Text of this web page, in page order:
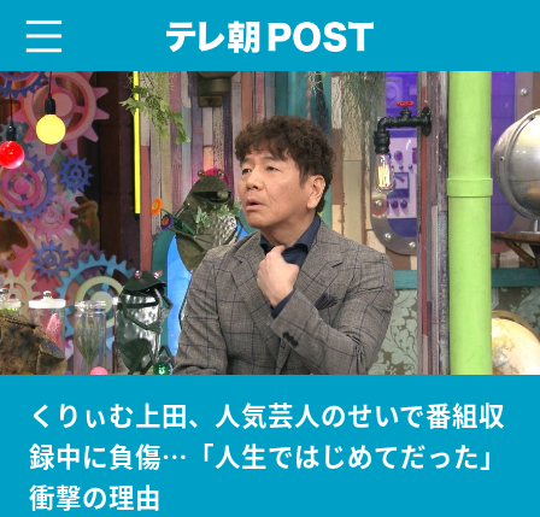
くりぃむ上田、人気芸人のせいで番組収
録中に負傷…「人生ではじめてだった」
衝撃の理由